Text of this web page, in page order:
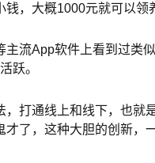
，大概1000元就可以
流App软件上看到过
跃。
打通线上和线下，也
了，这种大胆的创新，